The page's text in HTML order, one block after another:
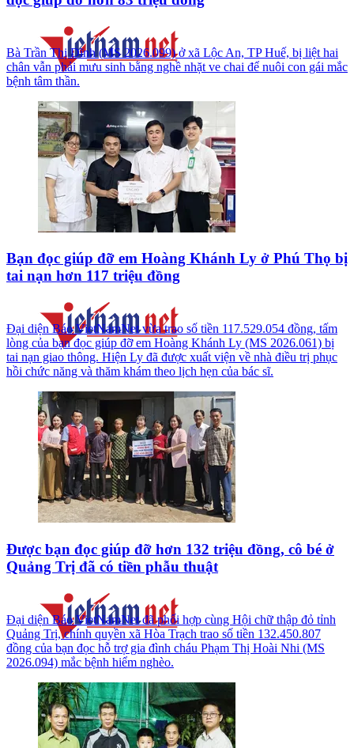
Bà Trần Thị Dĩnh (MS 2026.099) ở xã Lộc An, TP Huế, bị liệt hai
chân vẫn phải mưu sinh bằng nghề nhặt ve chai để nuôi con gái mắc
bệnh tâm thần.
Bạn đọc giúp đỡ em Hoàng Khánh Ly ở Phú Thọ bị
tai nạn hơn 117 triệu đồng
Đại diện Báo VietNamNet vừa trao số tiền 117.529.054 đồng, tấm
lòng của bạn đọc giúp đỡ em Hoàng Khánh Ly (MS 2026.061) bị
tai nạn giao thông. Hiện Ly đã được xuất viện về nhà điều trị phục
hồi chức năng và thăm khám theo lịch hẹn của bác sĩ.
Được bạn đọc giúp đỡ hơn 132 triệu đồng, cô bé ở
Quảng Trị đã có tiền phẫu thuật
Đại diện Báo VietNamNet đã phối hợp cùng Hội chữ thập đỏ tỉnh
Quảng Trị, chính quyền xã Hòa Trạch trao số tiền 132.450.807
đồng của bạn đọc hỗ trợ gia đình cháu Phạm Thị Hoài Nhi (MS
2026.094) mắc bệnh hiểm nghèo.